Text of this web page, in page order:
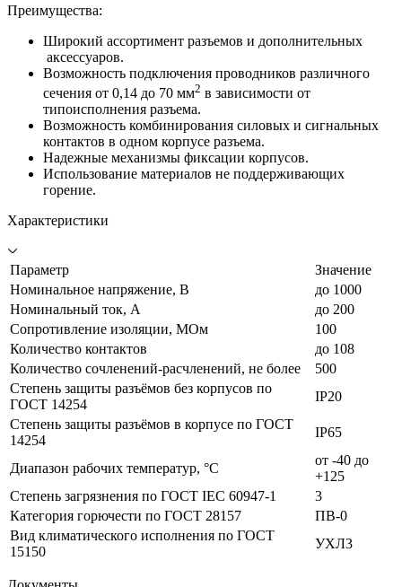
Преимущества:
Широкий ассортимент разъемов и дополнительных
аксессуаров.
Возможность подключения проводников различного
сечения от 0,14 до 70 мм2 в зависимости от
типоисполнения разъема.
Возможность комбинирования силовых и сигнальных
контактов в одном корпусе разъема.
Надежные механизмы фиксации корпусов.
Использование материалов не поддерживающих
горение.
Характеристики
Параметр
Значение
Номинальное напряжение, В
до 1000
Номинальный ток, А
до 200
Сопротивление изоляции, МОм
100
Количество контактов
до 108
Количество сочленений-расчленений, не более
500
Степень защиты разъёмов без корпусов по
ГОСТ 14254
IP20
Степень защиты разъёмов в корпусе по ГОСТ
14254
IP65
Диапазон рабочих температур, °С
от -40 до
+125
Степень загрязнения по ГОСТ IEC 60947-1
3
Категория горючести по ГОСТ 28157
ПВ-0
Вид климатического исполнения по ГОСТ
15150
УХЛ3